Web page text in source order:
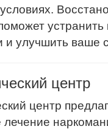
устранить
и улучшить ваше
центр
центр
лечение